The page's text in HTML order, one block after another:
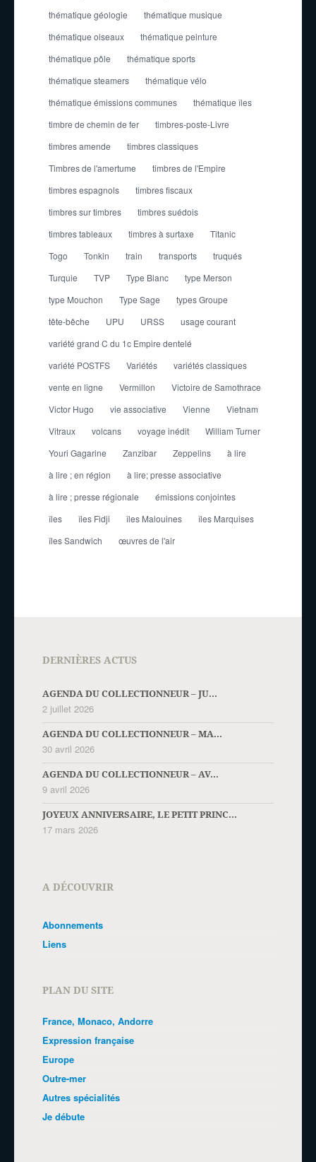
thématique géologie
thématique musique
thématique oiseaux
thématique peinture
thématique pôle
thématique sports
thématique steamers
thématique vélo
thématique émissions communes
thématique îles
timbre de chemin de fer
timbres-poste-Livre
timbres amende
timbres classiques
Timbres de l'amertume
timbres de l'Empire
timbres espagnols
timbres fiscaux
timbres sur timbres
timbres suédois
timbres tableaux
timbres à surtaxe
Titanic
Togo
Tonkin train transports
truqués
Turquie
TVP Type Blanc
type Merson
type Mouchon
Type Sage
types Groupe
tête-bêche
UPU URSS
usage courant
variété grand C du 1c Empire dentelé
variété POSTFS
Variétés
variétés classiques
vente en ligne
Vermillon
Victoire de Samothrace
Victor Hugo
vie associative Vienne
Vietnam
Vitraux
volcans voyage inédit
William Turner
Youri Gagarine
Zanzibar Zeppelins
à lire
à lire ; en région
à lire; presse associative
à lire ; presse régionale
émissions conjointes
îles
îles Fidji îles Malouines
îles Marquises
îles Sandwich
œuvres de l'air
DERNIÈRES ACTUS
AGENDA DU COLLECTIONNEUR – JU...
2 juillet 2026
AGENDA DU COLLECTIONNEUR – MA...
30 avril 2026
AGENDA DU COLLECTIONNEUR – AV...
9 avril 2026
JOYEUX ANNIVERSAIRE, LE PETIT PRINC...
17 mars 2026
A DÉCOUVRIR
Abonnements
Liens
PLAN DU SITE
France, Monaco, Andorre
Expression française
Europe
Outre-mer
Autres spécialités
Je débute